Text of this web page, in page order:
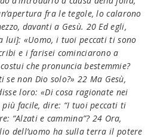
fra le tegole, lo calarono
davanti a Gesù. 20 Ed egli,
lui]: «Uomo, i tuoi peccati ti sono
e i farisei cominciarono a
che pronuncia bestemmie?
non Dio solo?» 22 Ma Gesù,
loro: «Di cosa ragionate nei
più facile, dire: “I tuoi peccati ti
“Alzati e cammina”? 24 Ora,
dell’uomo ha sulla terra il potere